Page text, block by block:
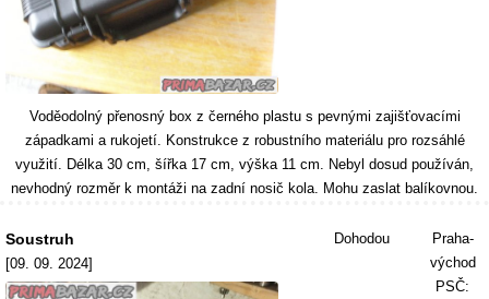
Voděodolný přenosný box z černého plastu s pevnými zajišťovacími
západkami a rukojetí. Konstrukce z robustního materiálu pro rozsáhlé
využití. Délka 30 cm, šířka 17 cm, výška 11 cm. Nebyl dosud používán,
nevhodný rozměr k montáži na zadní nosič kola. Mohu zaslat balíkovnou.
Soustruh
[09. 09. 2024]
Dohodou
Praha-
východ
PSČ: